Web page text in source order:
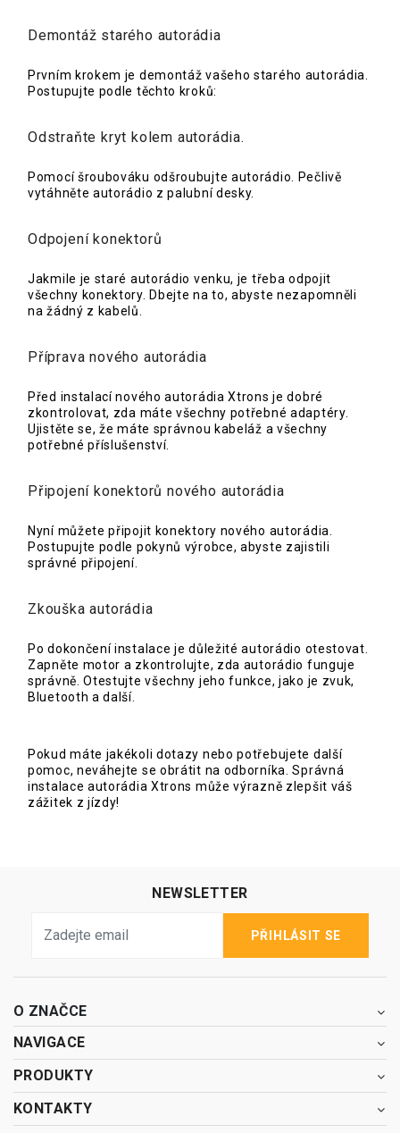
Demontáž starého autorádia
Prvním krokem je demontáž vašeho starého autorádia.
Postupujte podle těchto kroků:
Odstraňte kryt kolem autorádia.
Pomocí šroubováku odšroubujte autorádio. Pečlivě
vytáhněte autorádio z palubní desky.
Odpojení konektorů
Jakmile je staré autorádio venku, je třeba odpojit
všechny konektory. Dbejte na to, abyste nezapomněli
na žádný z kabelů.
Příprava nového autorádia
Před instalací nového autorádia Xtrons je dobré
zkontrolovat, zda máte všechny potřebné adaptéry.
Ujistěte se, že máte správnou kabeláž a všechny
potřebné příslušenství.
Připojení konektorů nového autorádia
Nyní můžete připojit konektory nového autorádia.
Postupujte podle pokynů výrobce, abyste zajistili
správné připojení.
Zkouška autorádia
Po dokončení instalace je důležité autorádio otestovat.
Zapněte motor a zkontrolujte, zda autorádio funguje
správně. Otestujte všechny jeho funkce, jako je zvuk,
Bluetooth a další.
Pokud máte jakékoli dotazy nebo potřebujete další
pomoc, neváhejte se obrátit na odborníka. Správná
instalace autorádia Xtrons může výrazně zlepšit váš
zážitek z jízdy!
NEWSLETTER
PŘIHLÁSIT SE
O ZNAČCE
NAVIGACE
PRODUKTY
KONTAKTY